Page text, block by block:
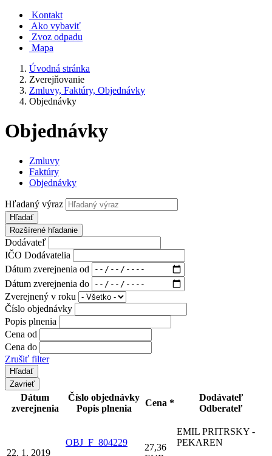
Kontakt
Ako vybaviť
Zvoz odpadu
Mapa
Úvodná stránka
Zverejňovanie
Zmluvy, Faktúry, Objednávky
Objednávky
Objednávky
Zmluvy
Faktúry
Objednávky
Hľadaný výraz
Hľadať
Rozšírené hľadanie
Dodávateľ
IČO Dodávatelia
Dátum zverejnenia od
Dátum zverejnenia do
Zverejnený v roku
Číslo objednávky
Popis plnenia
Cena od
Cena do
Zrušiť filter
Zavrieť
Dátum
zverejnenia
Číslo objednávky
Popis plnenia
Cena *
Dodávateľ
Odberateľ
22. 1. 2019
OBJ_F_804229
27,36
EMIL PRITRSKY -
PEKAREN